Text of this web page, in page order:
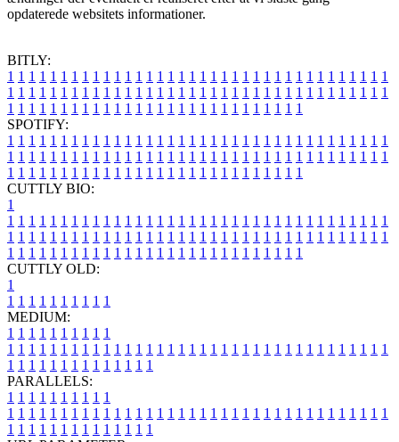
opdaterede websitets informationer.
BITLY:
1 1 1 1 1 1 1 1 1 1 1 1 1 1 1 1 1 1 1 1 1 1 1 1 1 1 1 1 1 1 1 1 1 1 1 1
1 1 1 1 1 1 1 1 1 1 1 1 1 1 1 1 1 1 1 1 1 1 1 1 1 1 1 1 1 1 1 1 1 1 1 1
1 1 1 1 1 1 1 1 1 1 1 1 1 1 1 1 1 1 1 1 1 1 1 1 1 1 1 1
SPOTIFY:
1 1 1 1 1 1 1 1 1 1 1 1 1 1 1 1 1 1 1 1 1 1 1 1 1 1 1 1 1 1 1 1 1 1 1 1
1 1 1 1 1 1 1 1 1 1 1 1 1 1 1 1 1 1 1 1 1 1 1 1 1 1 1 1 1 1 1 1 1 1 1 1
1 1 1 1 1 1 1 1 1 1 1 1 1 1 1 1 1 1 1 1 1 1 1 1 1 1 1 1
CUTTLY BIO:
1
1 1 1 1 1 1 1 1 1 1 1 1 1 1 1 1 1 1 1 1 1 1 1 1 1 1 1 1 1 1 1 1 1 1 1 1
1 1 1 1 1 1 1 1 1 1 1 1 1 1 1 1 1 1 1 1 1 1 1 1 1 1 1 1 1 1 1 1 1 1 1 1
1 1 1 1 1 1 1 1 1 1 1 1 1 1 1 1 1 1 1 1 1 1 1 1 1 1 1 1
CUTTLY OLD:
1
1 1 1 1 1 1 1 1 1 1
MEDIUM:
1 1 1 1 1 1 1 1 1 1
1 1 1 1 1 1 1 1 1 1 1 1 1 1 1 1 1 1 1 1 1 1 1 1 1 1 1 1 1 1 1 1 1 1 1 1
1 1 1 1 1 1 1 1 1 1 1 1 1 1
PARALLELS:
1 1 1 1 1 1 1 1 1 1
1 1 1 1 1 1 1 1 1 1 1 1 1 1 1 1 1 1 1 1 1 1 1 1 1 1 1 1 1 1 1 1 1 1 1 1
1 1 1 1 1 1 1 1 1 1 1 1 1 1